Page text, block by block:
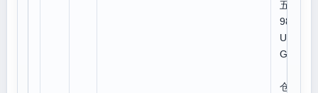
五笔
98:
UA
GY
仓